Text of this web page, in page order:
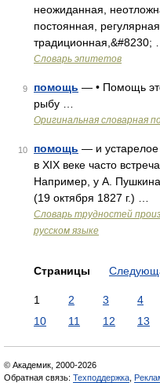
неожиданная,
постоянная,
традиционная,&#8230; …
Словарь эпитетов
9 помощь — • Помощь
рыбу …
Оригинальная словарная
10 помощь — и
в XIX веке часто
Например, у А.
(19 октября 1827 г.) …
Словарь трудностей
русском языке
Страницы
1 2 3 4
10
11 12 13
© Академик, 2000-2026
Обратная связь: Техподдержка